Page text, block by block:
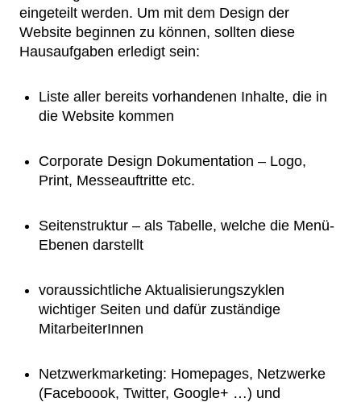
eingeteilt werden. Um mit dem Design der
Website beginnen zu können, sollten diese
Hausaufgaben erledigt sein:
Liste aller bereits vorhandenen Inhalte, die in
die Website kommen
Corporate Design Dokumentation – Logo,
Print, Messeauftritte etc.
Seitenstruktur – als Tabelle, welche die Menü-
Ebenen darstellt
voraussichtliche Aktualisierungszyklen
wichtiger Seiten und dafür zuständige
MitarbeiterInnen
Netzwerkmarketing: Homepages, Netzwerke
(Faceboook, Twitter, Google+ …) und